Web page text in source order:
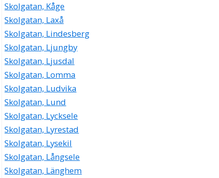
Skolgatan, Kåge
Skolgatan, Laxå
Skolgatan, Lindesberg
Skolgatan, Ljungby
Skolgatan, Ljusdal
Skolgatan, Lomma
Skolgatan, Ludvika
Skolgatan, Lund
Skolgatan, Lycksele
Skolgatan, Lyrestad
Skolgatan, Lysekil
Skolgatan, Långsele
Skolgatan, Länghem